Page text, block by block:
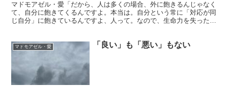
マドモアゼル・愛「だから、人は多くの場合、外に飽きるんじゃなく
て、自分に飽きてくるんですよ。本当は。自分という常に「対応が同
じ自分」に飽きているんですよ、人って。なので、生命力を失った
マドモアゼル・愛 「良い」も「悪い」もない